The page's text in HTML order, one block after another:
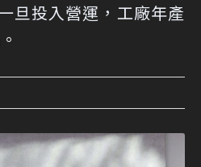
旦投入營運，工廠年產